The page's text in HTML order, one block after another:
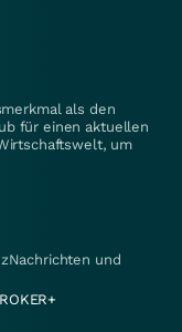
als den
für einen aktuellen
um
und